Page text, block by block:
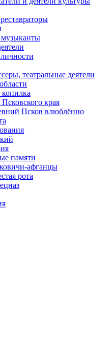
театральные деятели
копилка
края
Псков влюблённо
памяти
афганцы
рота